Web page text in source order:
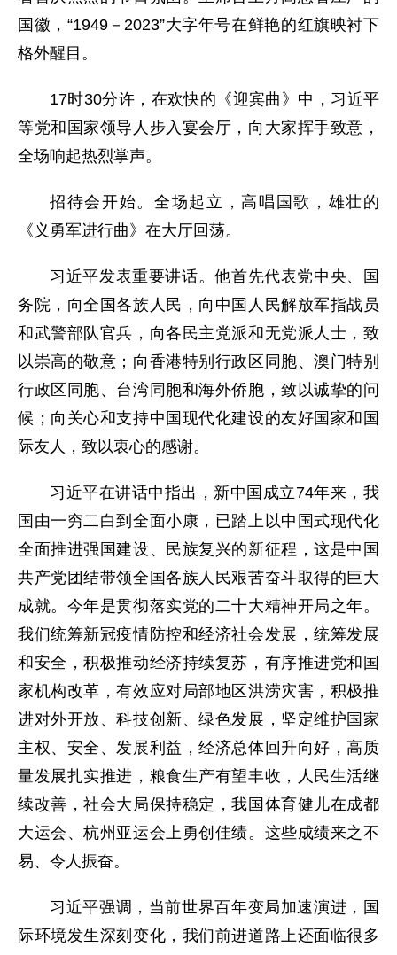
国徽，“1949－2023”大字年号在鲜艳的红旗映衬下
格外醒目。
17时30分许，在欢快的《迎宾曲》中，习近平
等党和国家领导人步入宴会厅，向大家挥手致意，
全场响起热烈掌声。
招待会开始。全场起立，高唱国歌，雄壮的
《义勇军进行曲》在大厅回荡。
习近平发表重要讲话。他首先代表党中央、国
务院，向全国各族人民，向中国人民解放军指战员
和武警部队官兵，向各民主党派和无党派人士，致
以崇高的敬意；向香港特别行政区同胞、澳门特别
行政区同胞、台湾同胞和海外侨胞，致以诚挚的问
候；向关心和支持中国现代化建设的友好国家和国
际友人，致以衷心的感谢。
习近平在讲话中指出，新中国成立74年来，我
国由一穷二白到全面小康，已踏上以中国式现代化
全面推进强国建设、民族复兴的新征程，这是中国
共产党团结带领全国各族人民艰苦奋斗取得的巨大
成就。今年是贯彻落实党的二十大精神开局之年。
我们统筹新冠疫情防控和经济社会发展，统筹发展
和安全，积极推动经济持续复苏，有序推进党和国
家机构改革，有效应对局部地区洪涝灾害，积极推
进对外开放、科技创新、绿色发展，坚定维护国家
主权、安全、发展利益，经济总体回升向好，高质
量发展扎实推进，粮食生产有望丰收，人民生活继
续改善，社会大局保持稳定，我国体育健儿在成都
大运会、杭州亚运会上勇创佳绩。这些成绩来之不
易、令人振奋。
习近平强调，当前世界百年变局加速演进，国
际环境发生深刻变化，我们前进道路上还面临很多